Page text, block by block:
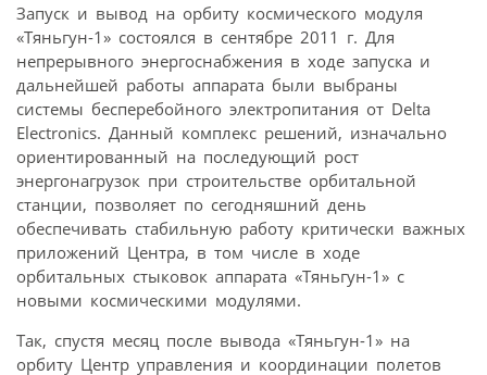
Запуск и вывод на орбиту космического модуля
«Тяньгун-1» состоялся в сентябре 2011 г. Для
непрерывного энергоснабжения в ходе запуска и
дальнейшей работы аппарата были выбраны
системы бесперебойного электропитания от Delta
Electronics. Данный комплекс решений, изначально
ориентированный на последующий рост
энергонагрузок при строительстве орбитальной
станции, позволяет по сегодняшний день
обеспечивать стабильную работу критически важных
приложений Центра, в том числе в ходе
орбитальных стыковок аппарата «Тяньгун-1» с
новыми космическими модулями.
Так, спустя месяц после вывода «Тяньгун-1» на
орбиту Центр управления и координации полетов